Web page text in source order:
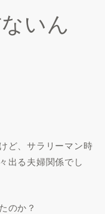
いん
ど、サラリーマン時
出る夫婦関係でし
のか？